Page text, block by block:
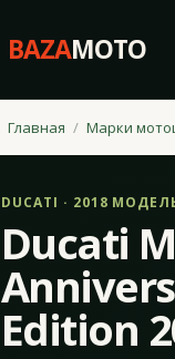
BAZAMOTO
Главная Марки
DUCATI · 2018
Ducati
Edition